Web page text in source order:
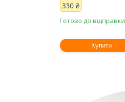
330 ₴
Готово до відправки
Купити